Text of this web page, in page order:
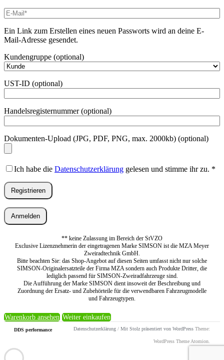
E-
Mail-
Adresse*
Erforderlich
Ein Link zum Erstellen eines neuen Passworts wird an deine E-
Mail-Adresse gesendet.
Kundengruppe (optional)
UST-ID (optional)
Handelsregisternummer(optional)
Dokumenten-Upload (JPG, PDF, PNG, max. 2000kb) (optional)
Ich habe die Datenschutzerklärung gelesen und stimme ihr zu. *
Registrieren
Anmelden
** keine Zulassung im Bereich der StVZO
Exclusive Lizenznehmerin der eingetragenen Marke SIMSON ist die MZA Meyer
Zweiradtechnik GmbH.
Bitte beachten Sie: das Shop-Angebot auf diesen Seiten umfasst nicht nur solche
SIMSON-Originalersatzteile der Firma MZA sondern auch Produkte Dritter, die
lediglich passend für SIMSON-Zweiradfahrzeuge sind.
Die Aufführung der Marke SIMSON dient insoweit der Beschreibung und
Zuordnung der Ersatz- und Zubehörteile für die verwendbaren Fahrzeugmodelle
und Fahrzeugtypen.
Warenkorb ansehen Weiter einkaufen
DDS performance Datenschutzerklärung / Mit Stolz präsentiert von WordPress Theme:
WordPress Theme Atomion.